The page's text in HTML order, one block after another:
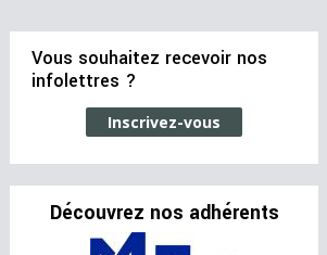
Vous souhaitez recevoir nos
infolettres ?
Inscrivez-vous
Découvrez nos adhérents